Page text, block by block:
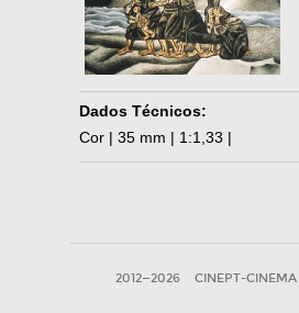
Dados Técnicos:
Cor | 35 mm | 1:1,33 |
2012—2026 CINEPT-CINEMA